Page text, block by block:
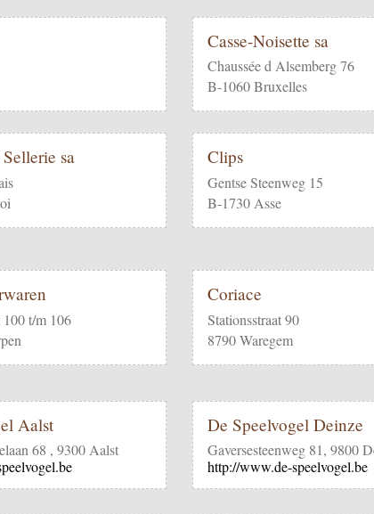
Casse-Noisette sa
Chaussée d Alsemberg 76
B-1060 Bruxelles
sa Clips
Gentse Steenweg 15
B-1730 Asse
100 t/m 106
Coriace
Stationsstraat 90
8790 Waregem
Aalst
68 , 9300 Aalst
De Speelvogel Deinze
Gaversesteenweg 81, 9800
http://www.de-speelvogel.be